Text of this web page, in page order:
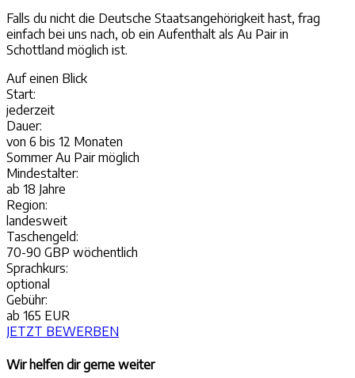
Falls du nicht die Deutsche Staatsangehörigkeit hast, frag
einfach bei uns nach, ob ein Aufenthalt als Au Pair in
Schottland möglich ist.
Auf einen Blick
Start:
jederzeit
Dauer:
von 6 bis 12 Monaten
Sommer Au Pair möglich
Mindestalter:
ab 18 Jahre
Region:
landesweit
Taschengeld:
70-90 GBP wöchentlich
Sprachkurs:
optional
Gebühr:
ab 165 EUR
JETZT BEWERBEN
Wir helfen dir gerne weiter